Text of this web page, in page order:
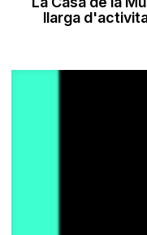
llarga